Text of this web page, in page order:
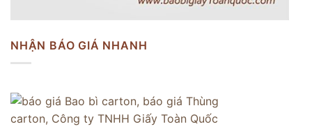
NHẬN BÁO GIÁ NHANH